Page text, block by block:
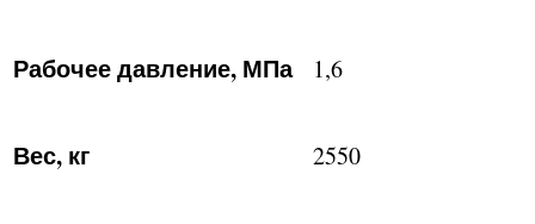
Рабочее давление, МПа 1,6
Вес, кг 2550